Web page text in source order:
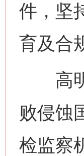
件，坚
育及合
高明
败侵蚀
检监察